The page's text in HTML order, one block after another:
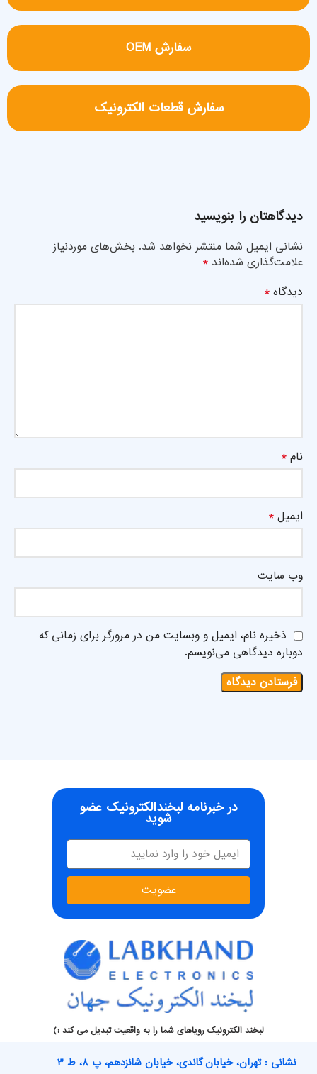
سفارش OEM
سفارش قطعات الکترونیک
دیدگاهتان را بنویسید
نشانی ایمیل شما منتشر نخواهد شد. بخش‌های موردنیاز
علامت‌گذاری شده‌اند *
دیدگاه *
نام *
ایمیل *
وب‌ سایت
ذخیره نام، ایمیل و وبسایت من در مرورگر برای زمانی که
دوباره دیدگاهی می‌نویسم.
در خبرنامه لبخندالکترونیک عضو
شوید
عضویت
لبخند الکترونیک رویاهای شما را به واقعیت تبدیل می کند :)
نشانی : تهران، خیابان گاندی، خیابان شانزدهم، پ ۸، ط ۳